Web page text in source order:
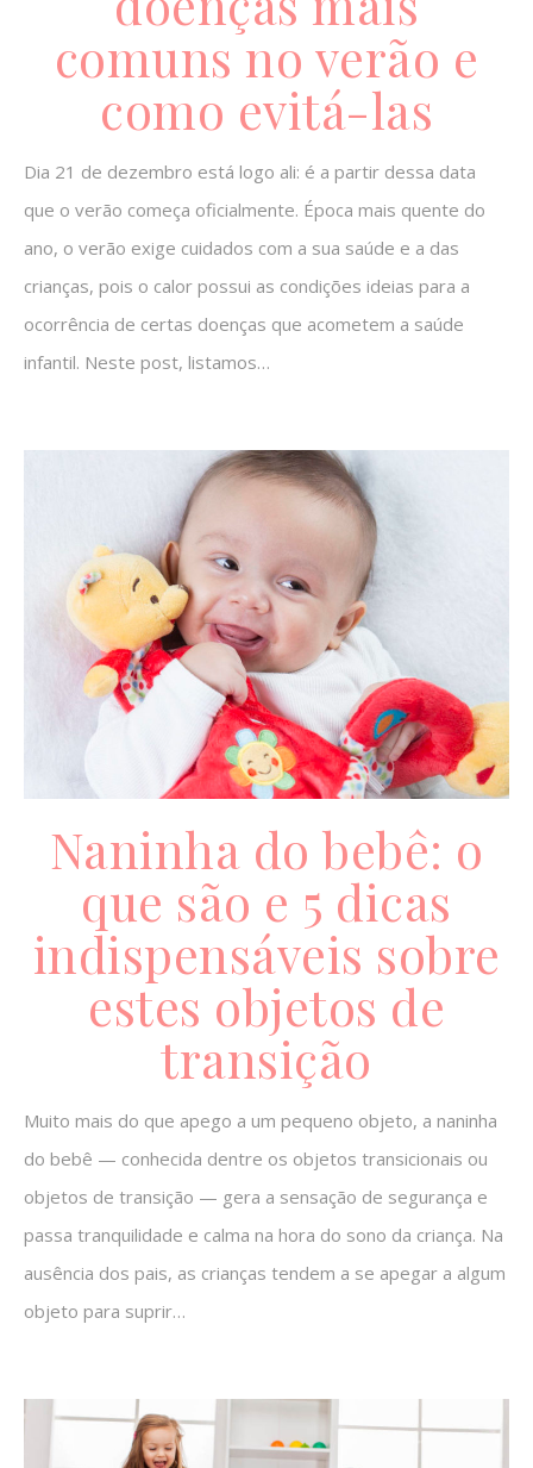
comuns no verão e
como evitá-las
Dia 21 de dezembro está logo ali: é a partir dessa data
que o verão começa oficialmente. Época mais quente do
ano, o verão exige cuidados com a sua saúde e a das
crianças, pois o calor possui as condições ideias para a
ocorrência de certas doenças que acometem a saúde
infantil. Neste post, listamos…
Naninha do bebê: o
que são e 5 dicas
indispensáveis sobre
estes objetos de
transição
Muito mais do que apego a um pequeno objeto, a naninha
do bebê — conhecida dentre os objetos transicionais ou
objetos de transição — gera a sensação de segurança e
passa tranquilidade e calma na hora do sono da criança. Na
ausência dos pais, as crianças tendem a se apegar a algum
objeto para suprir…